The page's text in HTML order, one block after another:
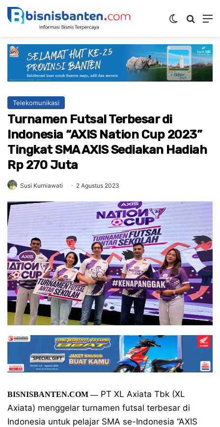
Switch skin
Telekomunikasi
Turnamen Futsal Terbesar di
Indonesia “AXIS Nation Cup 2023”
Tingkat SMA AXIS Sediakan Hadiah
Rp 270 Juta
Susi Kurniawati 2 Agustus 2023
BISNISBANTEN.COM —PT XL Axiata Tbk (XL
Axiata) menggelar turnamen futsal terbesar di
Indonesia untuk pelajar SMA se-Indonesia “AXIS